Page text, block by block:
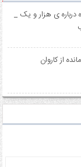
_ شتابزده درباره ی هزار و یک